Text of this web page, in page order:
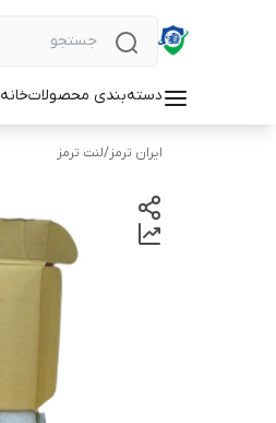
دسته‌بندی محصولاتخانه
ایران ترمز/لنت ترمز